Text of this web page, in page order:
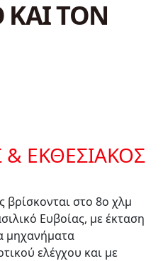
ΤΟΝ
& ΕΚΘΕΣΙΑΚΟΣ
βρίσκονται στο 8ο χλμ
Ευβοίας, με έκταση
μηχανήματα
ελέγχου και με